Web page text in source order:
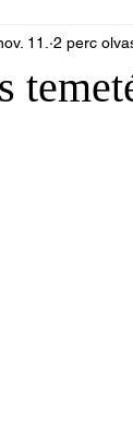
11. 2 perc
5-ből.